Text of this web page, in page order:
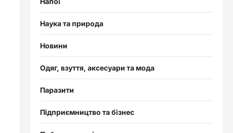
Наука та природа
Новини
Одяг, взуття, аксесуари та мода
Паразити
Підприємництво та бізнес